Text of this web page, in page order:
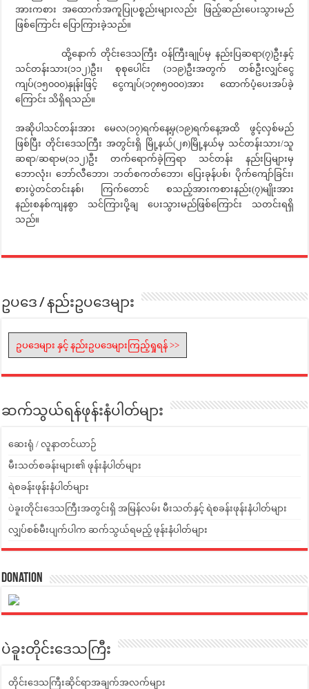
အားကစား အထောက်အကူပြုပစ္စည်းများလည်း ဖြည့်ဆည်းပေးသွားမည်
ဖြစ်ကြောင်း ပြောကြားခဲ့သည်။
ထို့နောက် တိုင်းဒေသကြီး ဝန်ကြီးချုပ်မှ နည်းပြဆရာ(၇)ဦးနှင့်
သင်တန်းသား(၁၁၂)ဦး၊ စုစုပေါင်း (၁၁၉)ဦးအတွက် တစ်ဦးလျှင်ငွေ
ကျပ်(၁၅၀၀၀)နှုန်းဖြင့် ငွေကျပ်(၁၇၈၅၀၀၀)အား ထောက်ပံ့ပေးအပ်ခဲ့
ကြောင်း သိရှိရသည်။
အဆိုပါသင်တန်းအား မေလ(၁၇)ရက်နေ့မှ(၁၉)ရက်နေ့အထိ ဖွင့်လှစ်မည်
ဖြစ်ပြီး တိုင်းဒေသကြီး အတွင်းရှိ မြို့နယ်(၂၈)မြို့နယ်မှ သင်တန်းသား/သူ
ဆရာ/ဆရာမ(၁၁၂)ဦး တက်ရောက်ခဲ့ကြရာ သင်တန်း နည်းပြများမှ
ဘောလုံး၊ ဘော်လီဘော၊ ဘတ်စကတ်ဘော၊ ပြေးခုန်ပစ်၊ ပိုက်ကျော်ခြင်း၊
စားပွဲတင်တင်းနစ်၊ ကြက်တောင် စသည့်အားကစားနည်း(၇)မျိုးအား
နည်းစနစ်ကျနစွာ သင်ကြားပို့ချ ပေးသွားမည်ဖြစ်ကြောင်း သတင်းရရှိ
သည်။
ဥပဒေ / နည်းဥပဒေများ
ဥပဒေများ နှင့် နည်းဥပဒေများကြည့်ရှုရန် >>
ဆက်သွယ်ရန်ဖုန်းနံပါတ်များ
ဆေးရုံ / လူနာတင်ယာဉ်
မီးသတ်စခန်းများ၏ ဖုန်းနံပါတ်များ
ရဲစခန်းဖုန်းနံပါတ်များ
ပဲခူးတိုင်းဒေသကြီးအတွင်းရှိ အမြန်လမ်း မီးသတ်နှင့် ရဲစခန်းဖုန်းနံပါတ်များ
လျှပ်စစ်မီးပျက်ပါက ဆက်သွယ်ရမည့် ဖုန်းနံပါတ်များ
Donation
ပဲခူးတိုင်းဒေသကြီး
တိုင်းဒေသကြီးဆိုင်ရာအချက်အလက်များ